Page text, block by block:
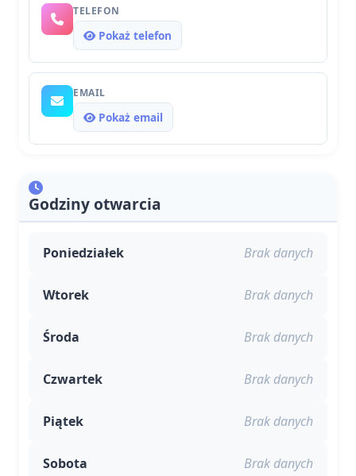
TELEFON
Pokaż telefon
EMAIL
Pokaż email
Godziny otwarcia
Poniedziałek Brak danych
Wtorek Brak danych
Środa Brak danych
Czwartek Brak danych
Piątek Brak danych
Sobota Brak danych